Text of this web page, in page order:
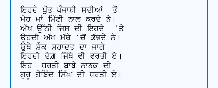
ਇਹਦੇ ਪੁੱਤ ਪੰਜਾਬੀ ਸਦੀਆਂ  ਤੋਂ
ਮੋਹ ਮਾਂ ਮਿੱਟੀ ਨਾਲ ਕਰਦੇ ਨੇ।
ਅੱਖ ਉੱਠੀ ਜਿਸ ਦੀ ਇਹਦੇ  'ਤੇ
ਉਹਦੀ ਅੱਖ ਮੱਥੇ 'ਚੋਂ ਕੱਢਦੇ ਨੇ।
ਉਥੇ ਸ਼ੌਕ ਸ਼ਹਾਦਤ ਦਾ ਜਾਗੇ
ਇਹਦੀ ਦੇਗ਼ ਜਿੱਥੇ ਵੀ ਵਰਤੀ ਏ।
ਇਹ  ਧਰਤੀ ਬਾਬੇ ਨਾਨਕ ਦੀ
ਗੁਰੂ ਗੋਬਿੰਦ ਸਿੰਘ ਦੀ ਧਰਤੀ ਏ।